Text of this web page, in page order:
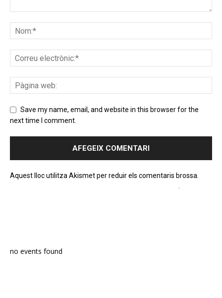
Save my name, email, and website in this browser for the
next time I comment.
Aquest lloc utilitza Akismet per reduir els comentaris brossa.
no events found